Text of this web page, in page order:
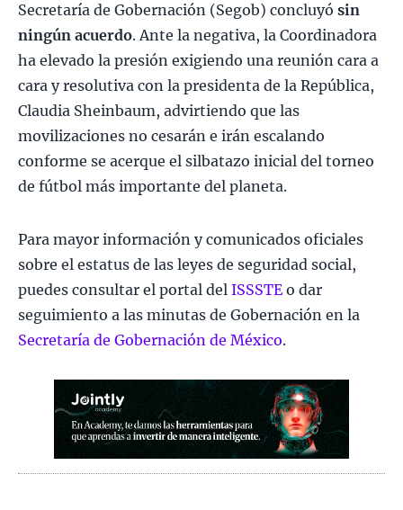
Secretaría de Gobernación (Segob) concluyó sin
ningún acuerdo. Ante la negativa, la Coordinadora
ha elevado la presión exigiendo una reunión cara a
cara y resolutiva con la presidenta de la República,
Claudia Sheinbaum, advirtiendo que las
movilizaciones no cesarán e irán escalando
conforme se acerque el silbatazo inicial del torneo
de fútbol más importante del planeta.
Para mayor información y comunicados oficiales
sobre el estatus de las leyes de seguridad social,
puedes consultar el portal del ISSSTE o dar
seguimiento a las minutas de Gobernación en la
Secretaría de Gobernación de México.